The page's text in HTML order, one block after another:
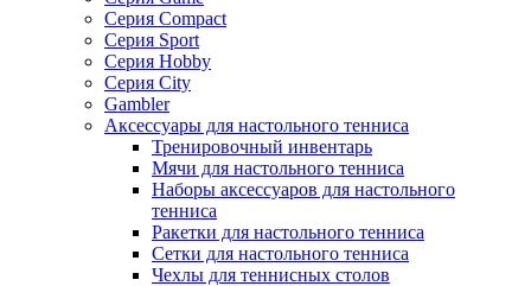
Серия Compact
Серия Sport
Серия Hobby
Серия City
Gambler
Аксессуары для настольного тенниса
Тренировочный инвентарь
Мячи для настольного тенниса
Наборы аксессуаров для настольного
тенниса
Ракетки для настольного тенниса
Сетки для настольного тенниса
Чехлы для теннисных столов